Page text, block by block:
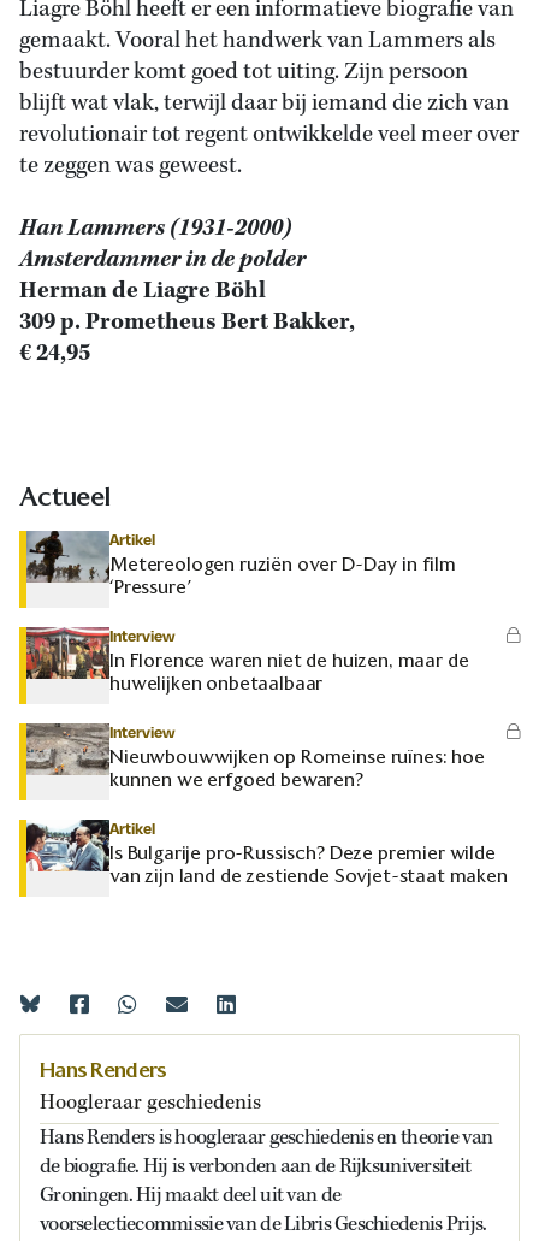
Liagre Böhl heeft er een informatieve biografie van
gemaakt. Vooral het handwerk van Lammers als
bestuurder komt goed tot uiting. Zijn persoon
blijft wat vlak, terwijl daar bij iemand die zich van
revolutionair tot regent ontwikkelde veel meer over
te zeggen was geweest.
Han Lammers (1931-2000)
Amsterdammer in de polder
Herman de Liagre Böhl
309 p. Prometheus Bert Bakker,
€ 24,95
Actueel
Artikel
Metereologen ruziën over D-Day in film
‘Pressure’
Interview
In Florence waren niet de huizen, maar de
huwelijken onbetaalbaar
Interview
Nieuwbouwwijken op Romeinse ruïnes: hoe
kunnen we erfgoed bewaren?
Artikel
Is Bulgarije pro-Russisch? Deze premier wilde
van zijn land de zestiende Sovjet-staat maken
Hans Renders
Hoogleraar geschiedenis
Hans Renders is hoogleraar geschiedenis en theorie van
de biografie. Hij is verbonden aan de Rijksuniversiteit
Groningen. Hij maakt deel uit van de
voorselectiecommissie van de Libris Geschiedenis Prijs.